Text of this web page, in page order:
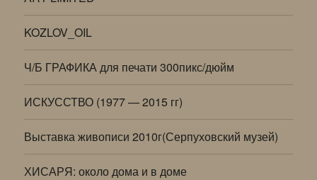
KOZLOV_OIL
Ч/Б ГРАФИКА для печати 300пикс/дюйм
ИСКУССТВО (1977 — 2015 гг)
Выставка живописи 2010г(Серпуховский музей)
ХИСАРЯ: около дома и в доме